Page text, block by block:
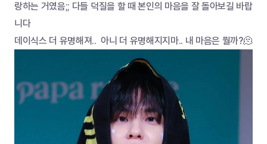
랑하는 거였음;; 다들 덕질을 할 때 본인의 마음을 잘 돌아보길 바랍
니다
데이식스 더 유명해져..  아니 더 유명해지지마.. 내 마음은 뭘까?🫠